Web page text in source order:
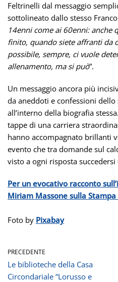
Feltrinelli dal messaggio
sottolineato dallo stesso Franco
14enni come ai 60enni: anche
finito, quando siete affranti da
possibile, sempre, ci vuole
allenamento, ma si può”.
Un messaggio ancora più
da aneddoti e confessioni
all’interno della biografia
tappe di una carriera
hanno accompagnato brillanti
evento che tra domande sul
visto a ogni risposta succedersi
Per un evocativo racconto
Miriam Massone sulla
Foto by Pixabay
PRECEDENTE
Le biblioteche della Casa
Circondariale “Lorusso e